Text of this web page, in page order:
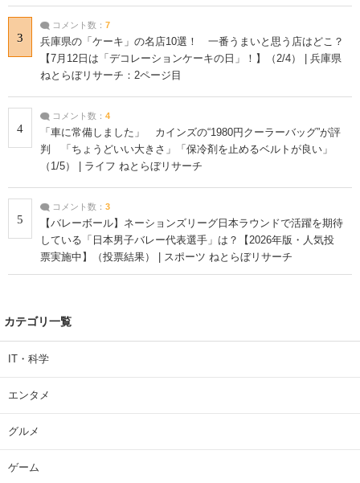
3
コメント数： 7
兵庫県の「ケーキ」の名店10選！ 一番うまいと思う店はどこ？
【7月12日は「デコレーションケーキの日」！】（2/4） | 兵庫県
ねとらぼリサーチ：2ページ目
4
コメント数： 4
「車に常備しました」 カインズの“1980円クーラーバッグ”が評
判 「ちょうどいい大きさ」「保冷剤を止めるベルトが良い」
（1/5） | ライフ ねとらぼリサーチ
5
コメント数： 3
【バレーボール】ネーションズリーグ日本ラウンドで活躍を期待
している「日本男子バレー代表選手」は？【2026年版・人気投
票実施中】（投票結果） | スポーツ ねとらぼリサーチ
カテゴリ一覧
IT・科学
エンタメ
グルメ
ゲーム